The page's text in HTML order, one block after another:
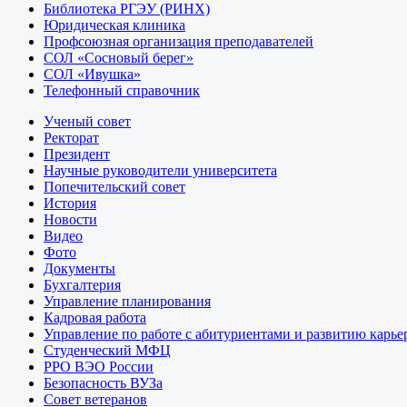
Библиотека РГЭУ (РИНХ)
Юридическая клиника
Профсоюзная организация преподавателей
СОЛ «Сосновый берег»
СОЛ «Ивушка»
Телефонный справочник
Ученый совет
Ректорат
Президент
Научные руководители университета
Попечительский совет
История
Новости
Видео
Фото
Документы
Бухгалтерия
Управление планирования
Кадровая работа
Управление по работе с абитуриентами и развитию
Студенческий МФЦ
РРО ВЭО России
Безопасность ВУЗа
Совет ветеранов